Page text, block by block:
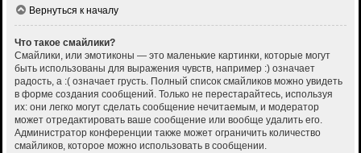
Вернуться к началу
Что такое смайлики?
Смайлики, или эмотиконы — это маленькие картинки, которые могут
быть использованы для выражения чувств, например :) означает
радость, а :( означает грусть. Полный список смайликов можно увидеть
в форме создания сообщений. Только не перестарайтесь, используя
их: они легко могут сделать сообщение нечитаемым, и модератор
может отредактировать ваше сообщение или вообще удалить его.
Администратор конференции также может ограничить количество
смайликов, которое можно использовать в сообщении.